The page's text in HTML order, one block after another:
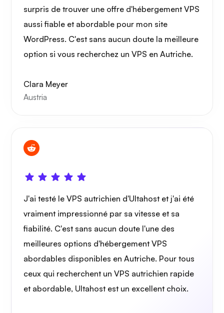
surpris de trouver une offre d'hébergement VPS
aussi fiable et abordable pour mon site
WordPress. C'est sans aucun doute la meilleure
option si vous recherchez un VPS en Autriche.
Clara Meyer
Austria
J'ai testé le VPS autrichien d'Ultahost et j'ai été
vraiment impressionné par sa vitesse et sa
fiabilité. C'est sans aucun doute l'une des
meilleures options d'hébergement VPS
abordables disponibles en Autriche. Pour tous
ceux qui recherchent un VPS autrichien rapide
et abordable, Ultahost est un excellent choix.